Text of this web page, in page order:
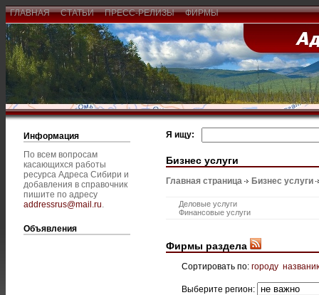
ГЛАВНАЯ СТАТЬИ ПРЕСС-РЕЛИЗЫ ФИРМЫ
Информация
По всем вопросам
касающихся работы
ресурса Адреса Сибири и
добавления в справочник
пишите по адресу
addressrus@mail.ru.
Объявления
Я ищу:
Бизнес услуги
Главная страница Бизнес услуги
Деловые услуги
Финансовые услуги
Фирмы раздела
Сортировать по: городу
Выберите регион: